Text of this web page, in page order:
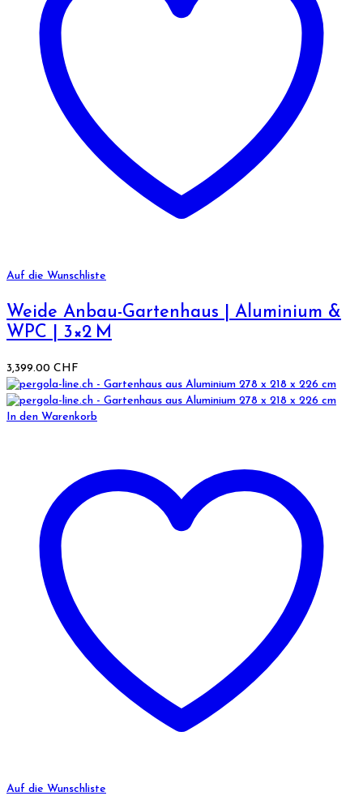
Auf die Wunschliste
Weide Anbau-Gartenhaus | Aluminium &
WPC | 3×2 M
3,399.00 CHF
In den Warenkorb
Auf die Wunschliste